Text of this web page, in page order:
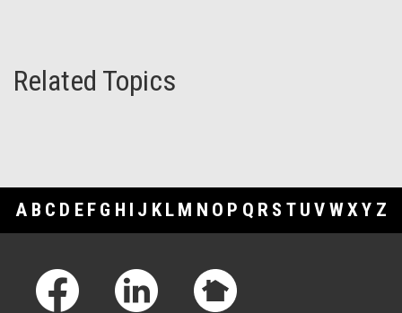
Related Topics
A B C D E F G H I J K L M N O P Q R S T U V WXY Z